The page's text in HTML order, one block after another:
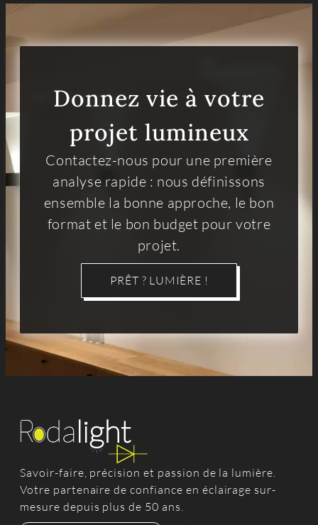
Donnez vie à votre
projet lumineux
Contactez-nous pour une première
analyse rapide : nous définissons
ensemble la bonne approche, le bon
format et le bon budget pour votre
projet.
PRÊT ? LUMIÈRE !
Savoir-faire, précision et passion de la lumière.
Votre partenaire de confiance en éclairage sur-
mesure depuis plus de 50 ans.